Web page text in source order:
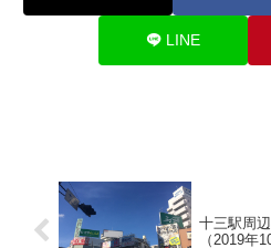
LINE
十三駅周
（2019年